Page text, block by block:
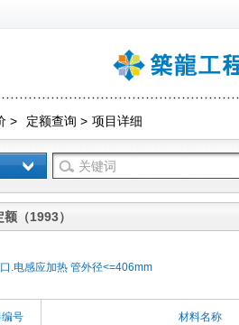
> 定额查询 > 项目详细
（1993）
.电感应加热 管外径<=406mm
号 材料名称